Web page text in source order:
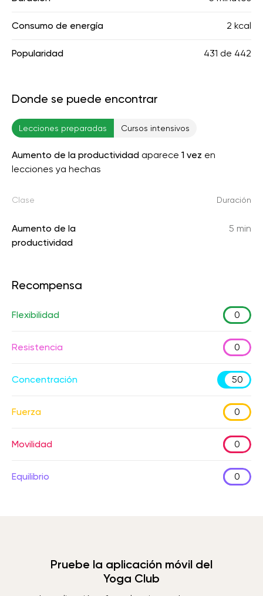
Consumo de energía 2 kcal
Popularidad 431 de 442
Donde se puede encontrar
Lecciones preparadas Cursos intensivos
Aumento de la productividad aparece 1 vez en
lecciones ya hechas
Clase Duración
Aumento de la
productividad
5 min
Recompensa
Flexibilidad 0
Resistencia 0
Concentración 50
Fuerza 0
Movilidad 0
Equilibrio 0
Pruebe la aplicación móvil del
Yoga Club